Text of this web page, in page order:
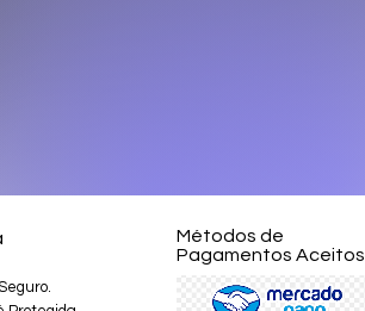
Métodos de
Pagamentos Aceitos